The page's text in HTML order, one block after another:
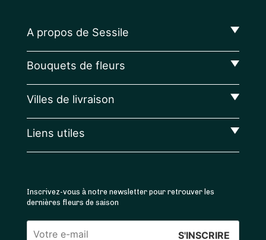
A propos de Sessile
Bouquets de fleurs
Villes de livraison
Liens utiles
Inscrivez-vous à notre newsletter pour retrouver les
dernières fleurs de saison